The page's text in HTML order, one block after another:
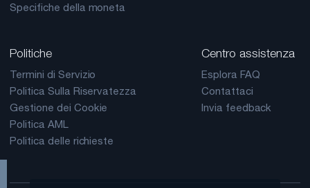
Specifiche della moneta
Politiche
Termini di Servizio
Politica Sulla Riservatezza
Gestione dei Cookie
Politica AML
Politica delle richieste
Centro assistenza
Esplora FAQ
Contattaci
Invia feedback